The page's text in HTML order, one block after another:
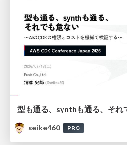
seike460
PRO